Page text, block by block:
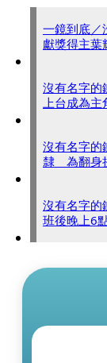
一鏡到底
獻獎得主葉
沒有名字
上台成為主
沒有名字的
隸 為翻身
沒有名字
班後晚上6